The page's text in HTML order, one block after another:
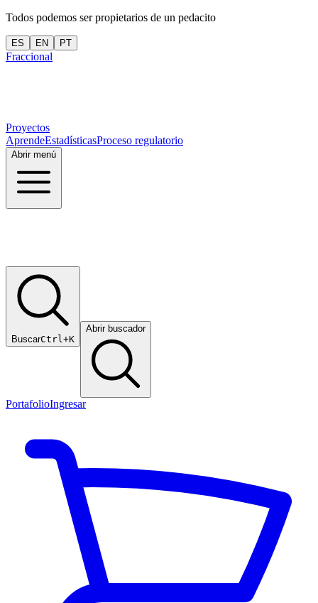
Todos podemos ser propietarios de un pedacito
ES EN PT
Fraccional
Proyectos
AprendeEstadísticasProceso regulatorio
Abrir menú
BuscarCtrl+K
Abrir buscador
PortafolioIngresar